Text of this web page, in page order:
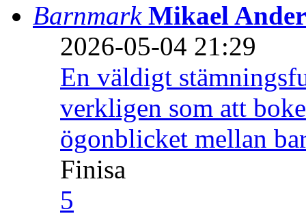
Barnmark Mikael
2026-05-04 21:29
En väldigt
verkligen som att
ögonblicket mellan
Finisa
5